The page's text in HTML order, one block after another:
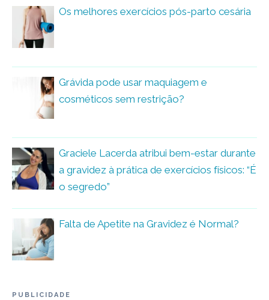
Os melhores exercícios pós-parto cesária
Grávida pode usar maquiagem e
cosméticos sem restrição?
Graciele Lacerda atribui bem-estar durante
a gravidez à prática de exercícios físicos: “É
o segredo”
Falta de Apetite na Gravidez é Normal?
PUBLICIDADE